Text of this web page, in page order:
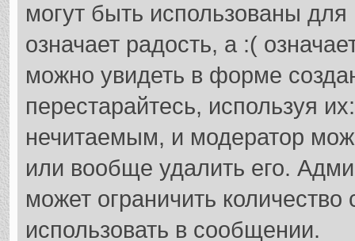
могут быть использованы
означает радость, а :(
можно увидеть в форме
перестарайтесь, используя
нечитаемым, и модератор
или вообще удалить его.
может ограничить
использовать в сообщении.